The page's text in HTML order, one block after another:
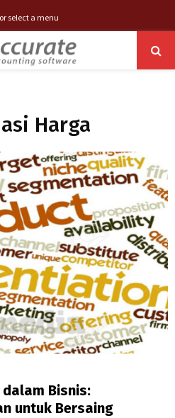
select a menu
Harga
Bisnis:
untuk Bersaing